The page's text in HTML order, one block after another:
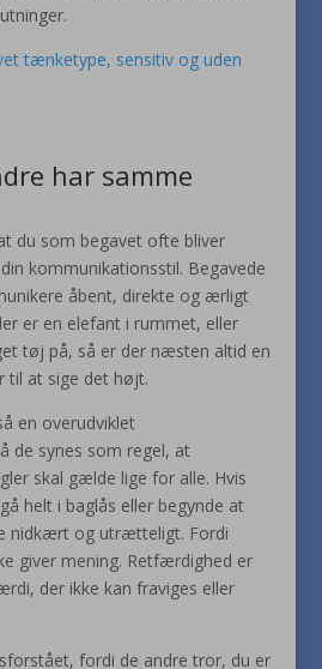
tænketype, sensitiv og uden
har samme
du som begavet ofte bliver
kommunikationsstil. Begavede
åbent, direkte og ærligt
er en elefant i rummet, eller
tøj på, så er der næsten altid en
til at sige det højt.
en overudviklet
de synes som regel, at
skal gælde lige for alle. Hvis
helt i baglås eller begynde at
nidkært og utrætteligt. Fordi
giver mening. Retfærdighed er
der ikke kan fraviges eller
fordi de andre tror, du er